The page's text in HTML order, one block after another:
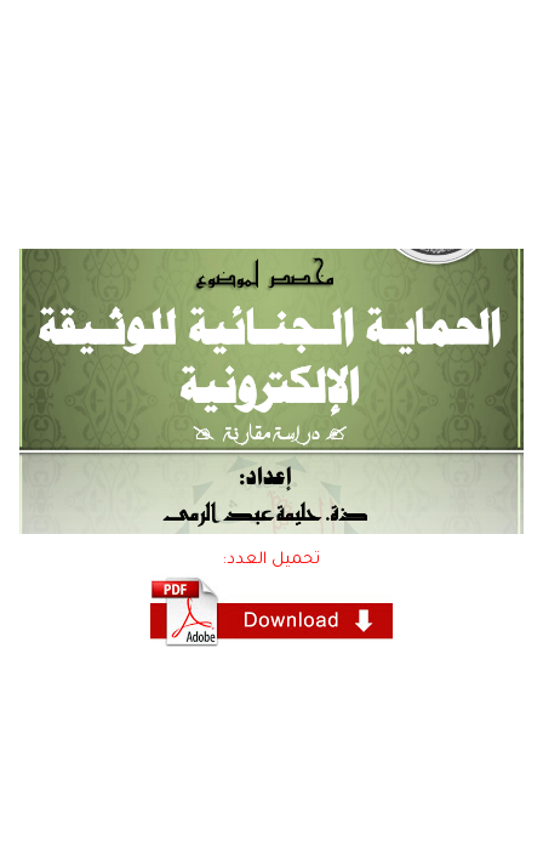
تحميل العدد: